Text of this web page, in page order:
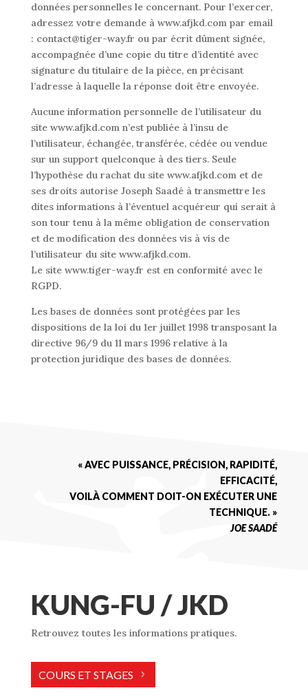
données personnelles le concernant. Pour l’exercer,
adressez votre demande à www.afjkd.com par email
: contact@tiger-way.fr ou par écrit dûment signée,
accompagnée d’une copie du titre d’identité avec
signature du titulaire de la pièce, en précisant
l’adresse à laquelle la réponse doit être envoyée.
Aucune information personnelle de l’utilisateur du
site www.afjkd.com n’est publiée à l’insu de
l’utilisateur, échangée, transférée, cédée ou vendue
sur un support quelconque à des tiers. Seule
l’hypothèse du rachat du site www.afjkd.com et de
ses droits autorise Joseph Saadé à transmettre les
dites informations à l’éventuel acquéreur qui serait à
son tour tenu à la même obligation de conservation
et de modification des données vis à vis de
l’utilisateur du site www.afjkd.com.
Le site www.tiger-way.fr est en conformité avec le
RGPD.
Les bases de données sont protégées par les
dispositions de la loi du 1er juillet 1998 transposant la
directive 96/9 du 11 mars 1996 relative à la
protection juridique des bases de données.
« AVEC PUISSANCE, PRÉCISION, RAPIDITÉ,
EFFICACITÉ,
VOILÀ COMMENT DOIT-ON EXÉCUTER UNE
TECHNIQUE. »
JOE SAADÉ
KUNG-FU / JKD
Retrouvez toutes les informations pratiques.
COURS ET STAGES